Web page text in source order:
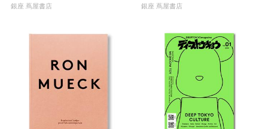
銀座 蔦屋書店 銀座 蔦屋書店